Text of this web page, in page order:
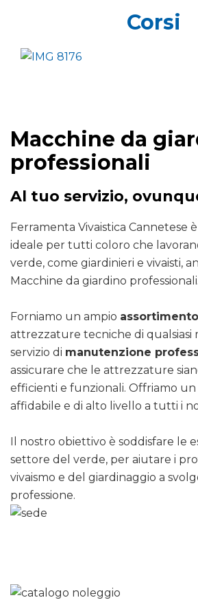
Corsi
Macchine da
professionali
Al tuo servizio,
Ferramenta Vivaistica Cannetese
ideale per tutti coloro che
verde, come giardinieri e vivaisti,
Macchine da giardino professionali.
Forniamo un ampio
attrezzature tecniche di qualsiasi
servizio di manutenzione
assicurare che le attrezzature
efficienti e funzionali. Offriamo un
affidabile e di alto livello a tutti i
Il nostro obiettivo è soddisfare le
settore del verde, per aiutare i
vivaismo e del giardinaggio a
professione.